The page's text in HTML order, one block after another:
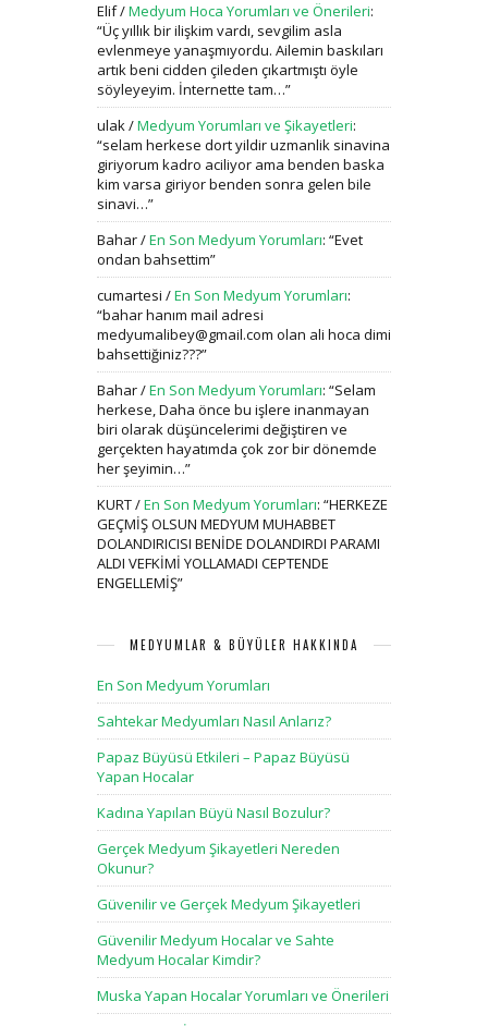
Elif/Medyum Hoca Yorumları ve Önerileri:
“Üç yıllık bir ilişkim vardı, sevgilim asla
evlenmeye yanaşmıyordu. Ailemin baskıları
artık beni cidden çileden çıkartmıştı öyle
söyleyeyim. İnternette tam…”
ulak/Medyum Yorumları ve Şikayetleri:
“selam herkese dort yildir uzmanlik sinavina
giriyorum kadro aciliyor ama benden baska
kim varsa giriyor benden sonra gelen bile
sinavi…”
Bahar/En Son Medyum Yorumları: “Evet
ondan bahsettim”
cumartesi /En Son Medyum Yorumları:
“bahar hanım mail adresi
medyumalibey@gmail.com olan ali hoca dimi
bahsettiğiniz???”
Bahar/En Son Medyum Yorumları: “Selam
herkese, Daha önce bu işlere inanmayan
biri olarak düşüncelerimi değiştiren ve
gerçekten hayatımda çok zor bir dönemde
her şeyimin…”
KURT/En Son Medyum Yorumları: “HERKEZE
GEÇMİŞ OLSUN MEDYUM MUHABBET
DOLANDIRICISI BENİDE DOLANDIRDI PARAMI
ALDI VEFKİMİ YOLLAMADI CEPTENDE
ENGELLEMİŞ”
MEDYUMLAR & BÜYÜLER HAKKINDA
En Son Medyum Yorumları
Sahtekar Medyumları Nasıl Anlarız?
Papaz Büyüsü Etkileri – Papaz Büyüsü
Yapan Hocalar
Kadına Yapılan Büyü Nasıl Bozulur?
Gerçek Medyum Şikayetleri Nereden
Okunur?
Güvenilir ve Gerçek Medyum Şikayetleri
Güvenilir Medyum Hocalar ve Sahte
Medyum Hocalar Kimdir?
Muska Yapan Hocalar Yorumları ve Önerileri